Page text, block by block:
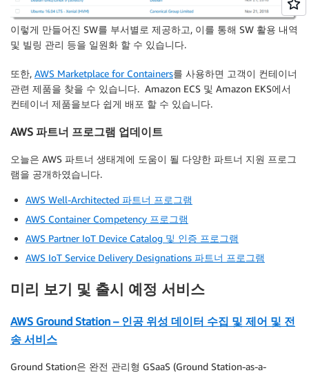
이렇게 만들어진 SW를 부서별로 제공하고, 이를 통해 SW 활용 내역
및 빌링 관리 등을 일원화 할 수 있습니다.
또한, AWS Marketplace for Containers를 사용하면 고객이 컨테이너
관련 제품을 찾을 수 있습니다. Amazon ECS 및 Amazon EKS에서
컨테이너 제품을보다 쉽게 배포 할 수 있습니다.
AWS 파트너 프로그램 업데이트
오늘은 AWS 파트너 생태계에 도움이 될 다양한 파트너 지원 프로그
램을 공개하였습니다.
AWS Well-Architected 파트너 프로그램
AWS Container Competency 프로그램
AWS Partner IoT Device Catalog 및 인증 프로그램
AWS IoT Service Delivery Designations 파트너 프로그램
미리 보기 및 출시 예정 서비스
AWS Ground Station – 인공 위성 데이터 수집 및 제어 및 전
송 서비스
Ground Station은 완전 관리형 GSaaS (Ground Station-as-a-